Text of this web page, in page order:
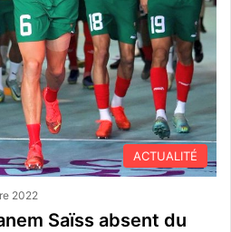
ACTUALITÉ
2022
Saïss absent du